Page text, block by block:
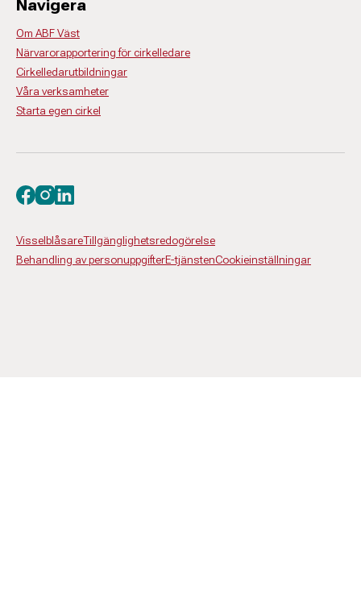
Navigera
Om ABF Väst
Närvarorapportering för cirkelledare
Cirkelledarutbildningar
Våra verksamheter
Starta egen cirkel
VisselblåsareTillgänglighetsredogörelse
Behandling av personuppgifterE-tjänstenCookieinställningar
Besök oss på facebook
Besök oss på instagram
Besök oss på linkedin